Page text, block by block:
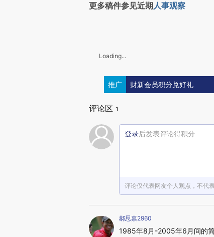
更多稿件参见近期人事观察
Loading...
推广 财新会员积分兑好礼
评论区 1
登录后发表评论得积分
评论仅代表网友个人观点，不代
郝思嘉2960
1985年8月-2005年6月间的